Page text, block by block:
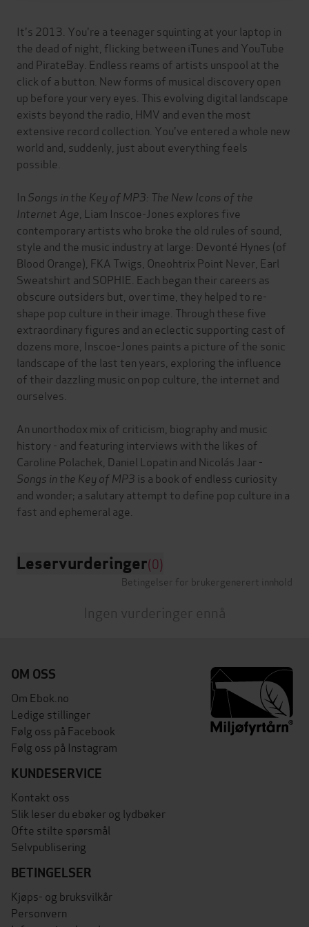
It's 2013. You're a teenager squinting at your laptop in
the dead of night, flicking between iTunes and YouTube
and PirateBay. Endless reams of artists unspool at the
click of a button. New forms of musical discovery open
up before your very eyes. This evolving digital landscape
exists beyond the radio, HMV and even the most
extensive record collection. You've entered a whole new
world and, suddenly, just about everything feels
possible.
In Songs in the Key of MP3: The New Icons of the
Internet Age , Liam Inscoe-Jones explores five
contemporary artists who broke the old rules of sound,
style and the music industry at large: Devonté Hynes (of
Blood Orange), FKA Twigs, Oneohtrix Point Never, Earl
Sweatshirt and SOPHIE. Each began their careers as
obscure outsiders but, over time, they helped to re-
shape pop culture in their image. Through these five
extraordinary figures and an eclectic supporting cast of
dozens more, Inscoe-Jones paints a picture of the sonic
landscape of the last ten years, exploring the influence
of their dazzling music on pop culture, the internet and
ourselves.
An unorthodox mix of criticism, biography and music
history - and featuring interviews with the likes of
Caroline Polachek, Daniel Lopatin and Nicolás Jaar -
Songs in the Key of MP3 is a book of endless curiosity
and wonder; a salutary attempt to define pop culture in a
Leservurderinger(0)
Betingelser for brukergenerert innhold
Ingen vurderinger ennå
OM OSS
Om Ebok.no
Ledige stillinger
Følg oss på Facebook
Følg oss på Instagram
KUNDESERVICE
Kontakt oss
Slik leser du ebøker og lydbøker
Ofte stilte spørsmål
Selvpublisering
BETINGELSER
Kjøps- og bruksvilkår
Personvern